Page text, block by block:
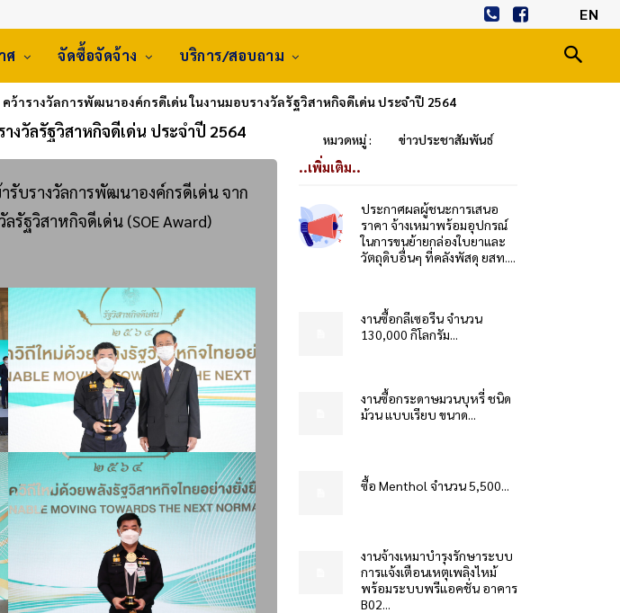
EN
ศ จัดซื้อจัดจ้าง บริการ/สอบถาม
ว้ารางวัลการพัฒนาองค์กรดีเด่น ในงานมอบรางวัลรัฐวิสาหกิจดีเด่น ประจำปี 2564
งวัลรัฐวิสาหกิจดีเด่น ประจำปี 2564 หมวดหมู่ : ข่าวประชาสัมพันธ์
บรางวัลการพัฒนาองค์กรดีเด่น จาก
รัฐวิสาหกิจดีเด่น (SOE Award)
..เพิ่มเติม..
ประกาศผลผู้ชนะการเสนอ
ราคา จ้างเหมาพร้อมอุปกรณ์
ในการขนย้ายกล่องใบยาและ
วัตถุดิบอื่นๆ ที่คลังพัสดุ ยสท....
งานซื้อกลีเซอรีน จำนวน
130,000 กิโลกรัม...
งานซื้อกระดาษมวนบุหรี่ ชนิด
ม้วน แบบเรียบ ขนาด...
ซื้อ Menthol จำนวน 5,500...
งานจ้างเหมาบำรุงรักษาระบบ
การแจ้งเตือนเหตุเพลิงไหม้
พร้อมระบบพรีแอคชั่น อาคาร
B02...